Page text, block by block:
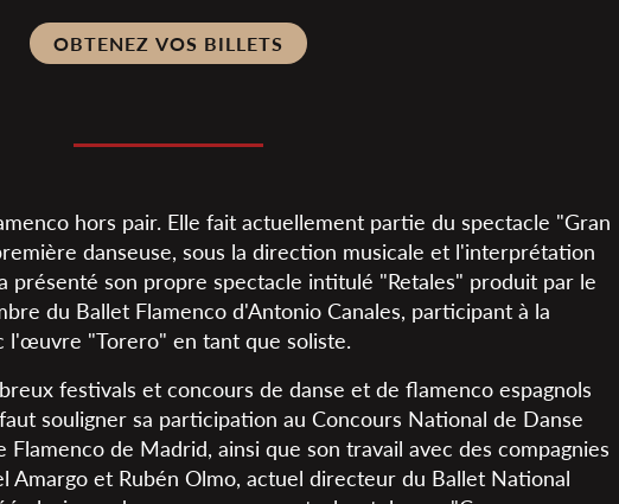
OBTENEZ VOS BILLETS
hors pair. Elle fait actuellement partie du spectacle "Gran
danseuse, sous la direction musicale et l'interprétation
présenté son propre spectacle intitulé "Retales" produit par le
du Ballet Flamenco d'Antonio Canales, participant à la
l'œuvre "Torero" en tant que soliste.
festivals et concours de danse et de flamenco espagnols
souligner sa participation au Concours National de Danse
Flamenco de Madrid, ainsi que son travail avec des compagnies
Amargo et Rubén Olmo, actuel directeur du Ballet National